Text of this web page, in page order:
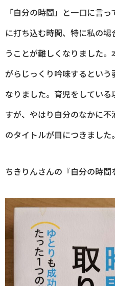
「自分の時間」と一口に言
に打ち込む時間、特に私の
うことが難しくなりました
がらじっくり吟味するとい
なりました。育児をしてい
すが、やはり自分のなかに
のタイトルが目につきました。
ちきりんさんの『自分の時間